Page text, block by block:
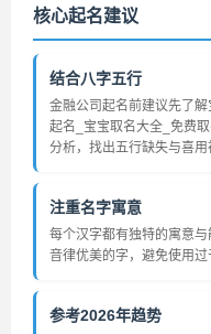
核心起名建议
结合八字五行
金融公司起名前建议先了
起名_宝宝取名大全_免费
分析，找出五行缺失与喜用
注重名字寓意
每个汉字都有独特的寓意与
音律优美的字，避免使用过
参考2026年趋势